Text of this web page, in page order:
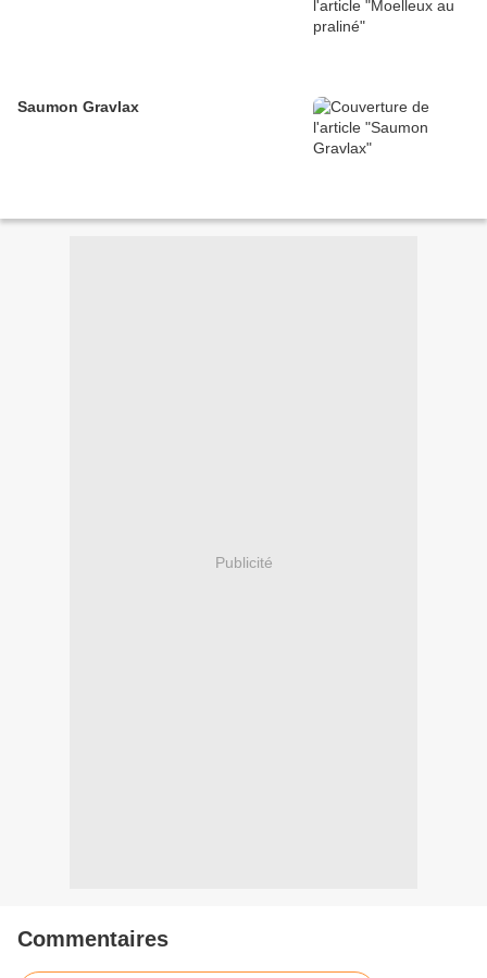
Saumon Gravlax
Publicité
Commentaires